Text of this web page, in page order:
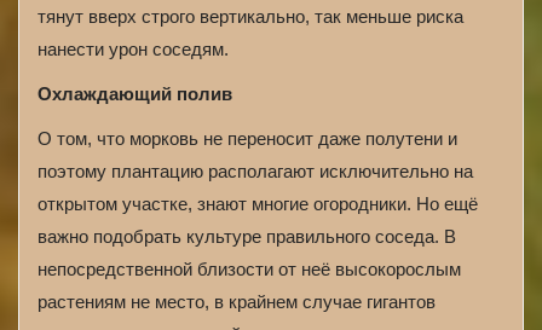
тянут вверх строго вертикально, так меньше риска
нанести урон соседям.
Охлаждающий полив
О том, что морковь не переносит даже полутени и
поэтому плантацию располагают исключительно на
открытом участке, знают многие огородники. Но ещё
важно подобрать культуре правильного соседа. В
непосредственной близости от неё высокорослым
растениям не место, в крайнем случае гигантов